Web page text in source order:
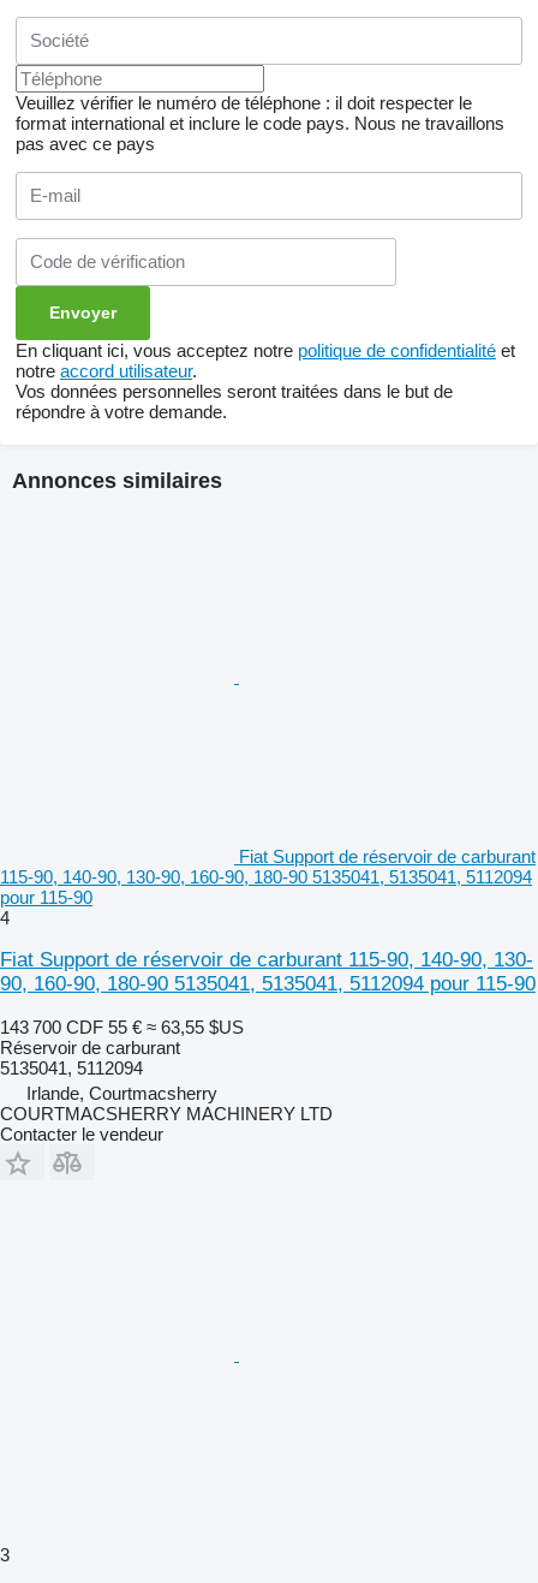
Veuillez vérifier le numéro de téléphone : il doit respecter le
format international et inclure le code pays. Nous ne travaillons
pas avec ce pays
En cliquant ici, vous acceptez notre politique de confidentialité et
notre accord utilisateur.
Vos données personnelles seront traitées dans le but de
répondre à votre demande.
Annonces similaires
Fiat Support de réservoir de carburant
115-90, 140-90, 130-90, 160-90, 180-90 5135041, 5135041, 5112094
pour 115-90
4
Fiat Support de réservoir de carburant 115-90, 140-90, 130-
90, 160-90, 180-90 5135041, 5135041, 5112094 pour 115-90
143 700 CDF 55 € ≈ 63,55 $US
Réservoir de carburant
5135041, 5112094
Irlande, Courtmacsherry
COURTMACSHERRY MACHINERY LTD
Contacter le vendeur
3